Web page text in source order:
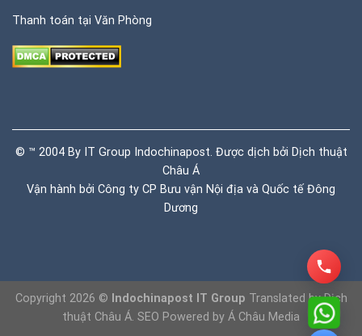
Thanh toán tại Văn Phòng
© ™ 2004 By IT Group Indochinapost. Được dịch bởi Dịch thuật
Châu Á
Vận hành bởi Công ty CP Bưu vận Nội địa và Quốc tế Đông
Dương
Copyright 2026 © Indochinapost IT Group Translated byDịch
thuật Châu Á. SEO Powered by Á Châu Media